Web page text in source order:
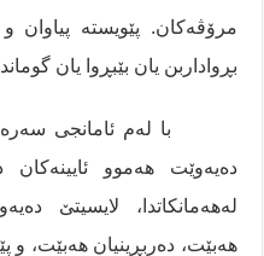
مرۆڤەکان. پێویستە پیاوان
بڕواداربن یان بێبڕوا یان
با لەم ئامانجی
دەیەوێت هەموو ئایینەکان
لەهەمانکاتدا، لایسیتێ
هەبێت، دەربڕینیان هەبێت،